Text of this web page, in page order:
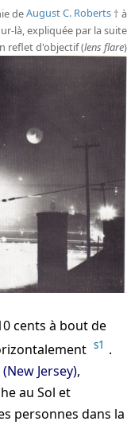
deAugust C. Roberts
à
là, expliquée par la suite
reflet d'objectif (lens flare)
cents à bout de
s1 .
Jersey),
au Sol et
personnes dans la